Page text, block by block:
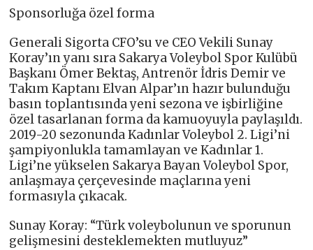
Sponsorluğa özel forma
Generali Sigorta CFO’su ve CEO Vekili Sunay
Koray’ın yanı sıra Sakarya Voleybol Spor Kulübü
Başkanı Ömer Bektaş, Antrenör İdris Demir ve
Takım Kaptanı Elvan Alpar’ın hazır bulunduğu
basın toplantısında yeni sezona ve işbirliğine
özel tasarlanan forma da kamuoyuyla paylaşıldı.
2019-20 sezonunda Kadınlar Voleybol 2. Ligi’ni
şampiyonlukla tamamlayan ve Kadınlar 1.
Ligi’ne yükselen Sakarya Bayan Voleybol Spor,
anlaşmaya çerçevesinde maçlarına yeni
formasıyla çıkacak.
Sunay Koray: “Türk voleybolunun ve sporunun
gelişmesini desteklemekten mutluyuz”